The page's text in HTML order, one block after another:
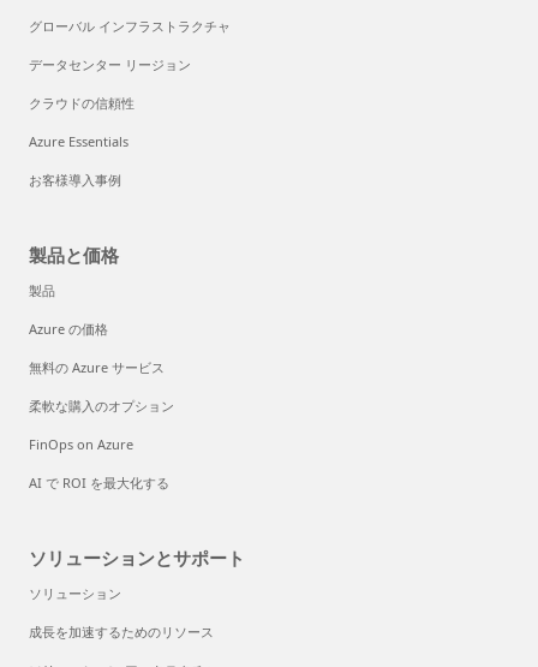
グローバル インフラストラクチャ
データセンター リージョン
クラウドの信頼性
Azure Essentials
お客様導入事例
製品と価格
製品
Azure の価格
無料の Azure サービス
柔軟な購入のオプション
FinOps on Azure
AI で ROI を最大化する
ソリューションとサポート
ソリューション
成長を加速するためのリソース